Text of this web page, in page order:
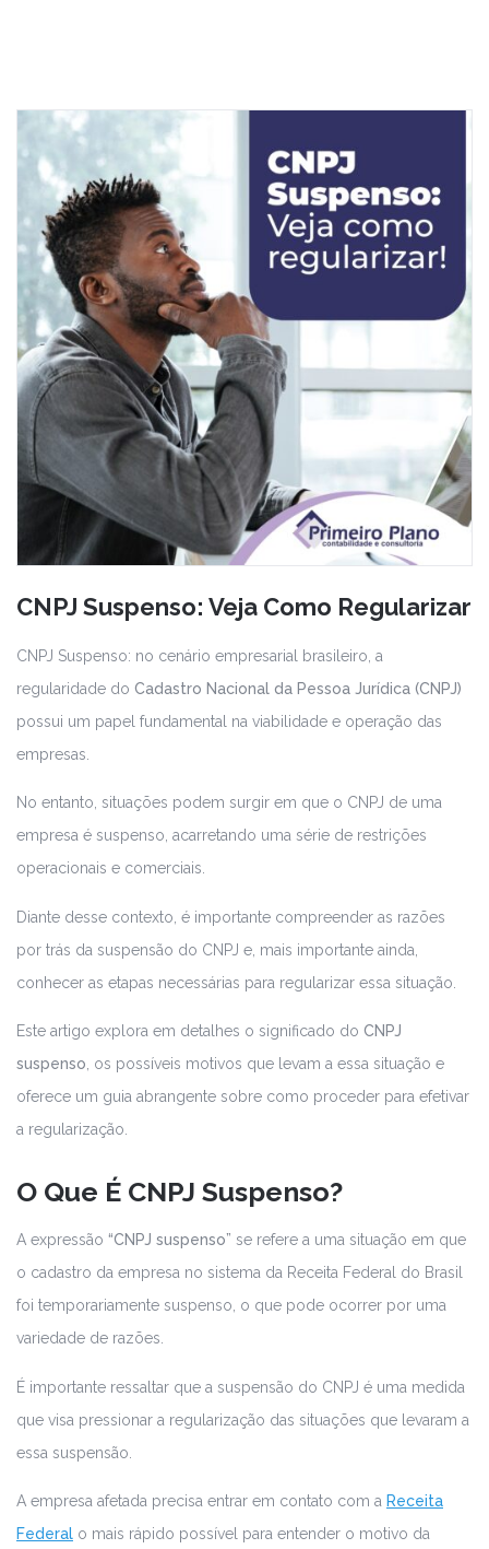
CNPJ Suspenso: Veja Como Regularizar
CNPJ Suspenso: no cenário empresarial brasileiro, a
regularidade do Cadastro Nacional da Pessoa Jurídica (CNPJ)
possui um papel fundamental na viabilidade e operação das
empresas.
No entanto, situações podem surgir em que o CNPJ de uma
empresa é suspenso, acarretando uma série de restrições
operacionais e comerciais.
Diante desse contexto, é importante compreender as razões
por trás da suspensão do CNPJ e, mais importante ainda,
conhecer as etapas necessárias para regularizar essa situação.
Este artigo explora em detalhes o significado do CNPJ
suspenso , os possíveis motivos que levam a essa situação e
oferece um guia abrangente sobre como proceder para efetivar
a regularização.
O Que É CNPJ Suspenso?
A expressão “CNPJ suspenso” se refere a uma situação em que
o cadastro da empresa no sistema da Receita Federal do Brasil
foi temporariamente suspenso, o que pode ocorrer por uma
variedade de razões.
É importante ressaltar que a suspensão do CNPJ é uma medida
que visa pressionar a regularização das situações que levaram a
essa suspensão.
A empresa afetada precisa entrar em contato com a Receita
Federal o mais rápido possível para entender o motivo da